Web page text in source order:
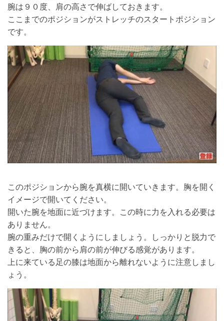
腕は９０度、肩の高さで伸ばしておきます。
ここまでのポジションがストレッチのスタートポジション
です。
このポジションから腕を真横に開いていきます。胸を開く
イメージで開いてください。
開いた腕を地面に近づけます。この時に力を入れる必要は
ありません。
腕の重みだけで開くようにしましょう。しっかりと脱力で
きると、胸の前から肩の前が伸びる感覚があります。
上に来ている足の膝は地面から離れないように注意しまし
ょう。